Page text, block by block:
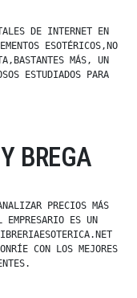
DE INTERNET EN
ESOTÉRICOS,NO
MÁS, UN
ESTUDIADOS PARA
BREGA
PRECIOS MÁS
ES UN
CON LOS MEJORES